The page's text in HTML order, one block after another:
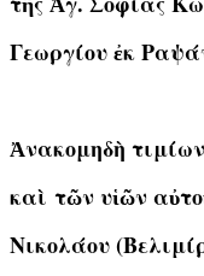
Γεωργίου ἐκ
Ἀνακομηδὴ
καὶ τῶν υἱῶν
Νικολάου